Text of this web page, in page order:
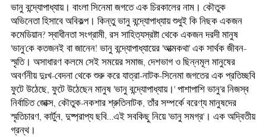
ভানু বন্দ্যোপাধ্যায়। বাংলা সিনেমা জগতে এক চিরকালের নাম। কৌতুক
অভিনেতা হিসাবে অবিকল্প। কিন্তু ভানু বন্দ্যোপাধ্যায় শুধুই কি নিছক একজন
কমেডিয়ান? স্বাধীনতা সংগ্রামী, রস সাহিত্যস্রষ্টা থেকে একজন দরদী মানুষ
'ভানু'কে কতজনই বা জানেন! ভানু বন্দ্যোপাধ্যায়ের 'আত্মকথা' এক সার্থক জীবন-
স্মৃতি। অসাধারণ কলমে সেই সময়ের সমাজ, দেশভাগ ও ছিন্নমূল মানুষের
অবর্ণনীয় দুঃখ-বেদনা থেকে শুরু করে যাত্রা-নাটক-সিনেমা জগতের এক প্রতিচ্ছবি
ফুটে উঠেছে, ফুটে উঠেছেন মানুষ 'ভানু বন্দ্যোপাধ্যায়।' পাশাপাশি ভানু'র নিজস্ব
নির্বাচিত জোক্স, কৌতুক-নকশার শ্রুতিনাটক, তাঁর সম্পর্কে বরেণ্য মানুষদের
স্মৃতিচারণ, কার্টুন, দুষ্প্রাপ্য ছবি...এই সবকিছু নিয়ে 'ভানু সমগ্র'। এক অদ্বিতীয়
গ্রন্থ।